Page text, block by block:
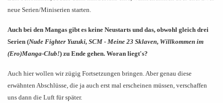
neue Serien/Miniserien starten.
Auch bei den Mangas gibt es keine Neustarts und das, obwohl gleich drei
Serien (Nude Fighter Yuzuki, SCM - Meine 23 Sklaven, Willkommen im
(Ero)Manga-Club!) zu Ende gehen. Woran liegt's?
Auch hier wollen wir zügig Fortsetzungen bringen. Aber genau diese
erwähnten Abschlüsse, die ja auch erst mal erscheinen müssen, verschaffen
uns dann die Luft für später.